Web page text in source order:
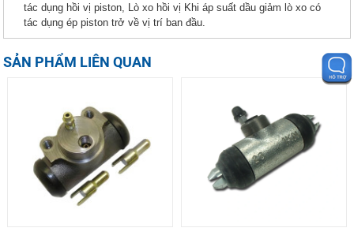
tác dụng hồi vị piston, Lò xo hồi vị Khi áp suất dầu giảm lò xo có
tác dụng ép piston trở về vị trí ban đầu.
SẢN PHẨM LIÊN QUAN